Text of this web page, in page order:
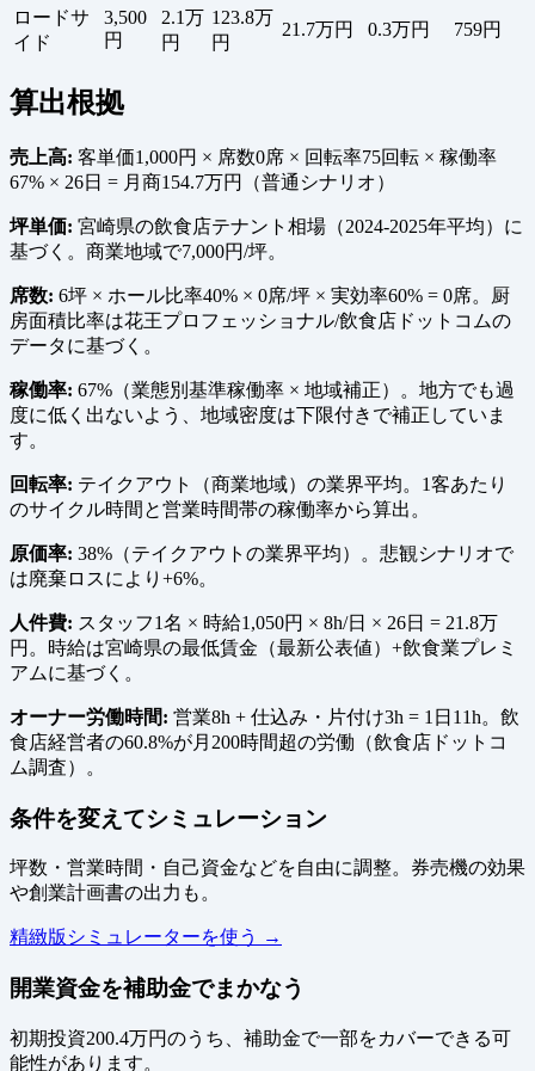
ロードサ
イド
3,500
円
2.1万
円
123.8万
円
21.7万円 0.3万円 759円
算出根拠
売上高: 客単価1,000円 × 席数0席 × 回転率75回転 × 稼働率
67% × 26日 = 月商154.7万円（普通シナリオ）
坪単価: 宮崎県の飲食店テナント相場（2024-2025年平均）に
基づく。商業地域で7,000円/坪。
席数: 6坪 × ホール比率40% × 0席/坪 × 実効率60% = 0席。厨
房面積比率は花王プロフェッショナル/飲食店ドットコムの
データに基づく。
稼働率: 67%（業態別基準稼働率 × 地域補正）。地方でも過
度に低く出ないよう、地域密度は下限付きで補正していま
す。
回転率: テイクアウト（商業地域）の業界平均。1客あたり
のサイクル時間と営業時間帯の稼働率から算出。
原価率: 38%（テイクアウトの業界平均）。悲観シナリオで
は廃棄ロスにより+6%。
人件費: スタッフ1名 × 時給1,050円 × 8h/日 × 26日 = 21.8万
円。時給は宮崎県の最低賃金（最新公表値）+飲食業プレミ
アムに基づく。
オーナー労働時間: 営業8h + 仕込み・片付け3h = 1日11h。飲
食店経営者の60.8%が月200時間超の労働（飲食店ドットコ
ム調査）。
条件を変えてシミュレーション
坪数・営業時間・自己資金などを自由に調整。券売機の効果
や創業計画書の出力も。
精緻版シミュレーターを使う →
開業資金を補助金でまかなう
初期投資200.4万円のうち、補助金で一部をカバーできる可
能性があります。